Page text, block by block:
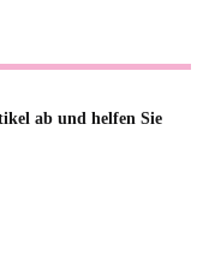
ab und helfen Sie